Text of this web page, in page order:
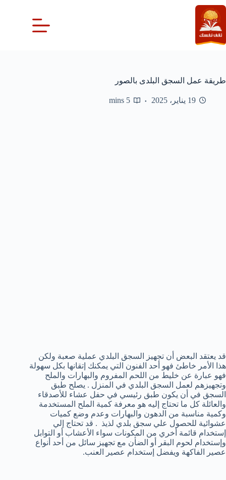
التجاوز
إلى
المحتوى
طريقة عمل السجق البلدى بالصور
19 يناير، 2025 5 mins
قد يعتقد البعض أن تجهيز السجق البلدي عملية صعبة ولكن
هذا الأمر خاطئ فهو أحد الفنون التي يمكنك إتقانها بكل سهولة
فهو عبارة عن خليط من اللحم المفروم والبهارات والملح
وتجهيزهم لعمل السجق البلدي في المنزل . يصلح طبق
السجق في أن يكون طبق رئيسي في حفل عشاء للأصدقاء
والعائلة كل ما تحتاج إليه هو معرفة كمية الملح المستخدمة
وكمية مناسبة من الدهون والبهارات وعدم وضع كميات
عشوائية للحصول علي سجق بلدي لذيذ . قد تحتاج إلي
إستخدام قائمة أخري من المكونات سواء الأعشاب أو التوابل
وإستخدام لحوم البقر أو الضأن مع تجهيز سائل من أحد أنواع
عصير الفاكهة ويفضل إستخدام عصير العنب.